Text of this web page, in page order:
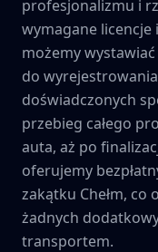
profesjonalizmu i
wymagane licencje
możemy
do
doświadczonych
przebieg całego
auta, aż po
oferujemy
zakątku Chełm, co
żadnych
transportem.